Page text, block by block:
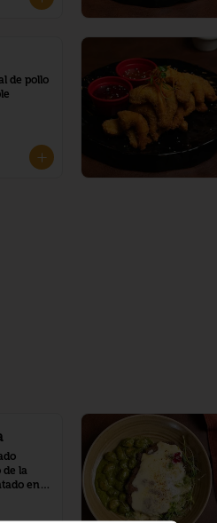
de pollo
de la
en